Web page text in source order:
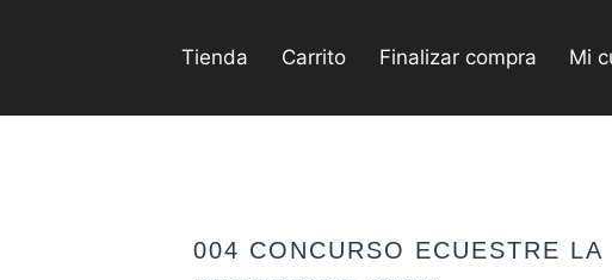
Tienda Carrito Finalizar compra Mi
004 CONCURSO ECUESTRE